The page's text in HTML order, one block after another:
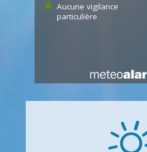
Aucune vigilance
particulière